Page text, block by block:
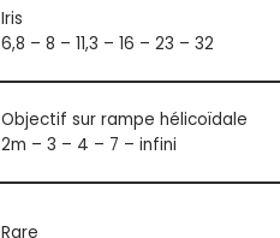
Iris
6,8 – 8 – 11,3 – 16 – 23 – 32
Objectif sur rampe hélicoïdale
2m – 3 – 4 – 7 – infini
Rare